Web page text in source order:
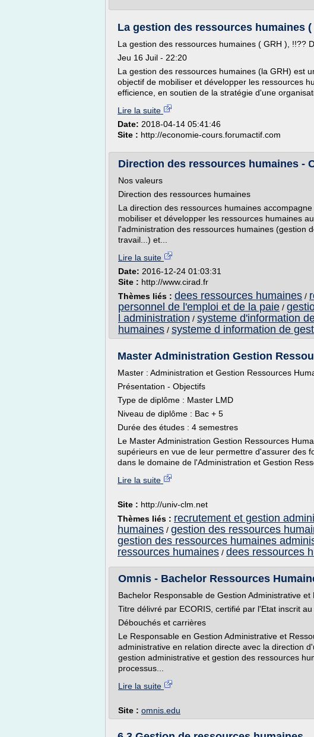
La gestion des ressources humaines
La gestion des ressources humaines ( GRH ), !!??
Jeu 16 Juil - 22:20
La gestion des ressources humaines (la GRH) est
objectif de mobiliser et développer les ressources
efficience, en soutien de la stratégie d'une
Lire la suite
Date: 2018-04-14 05:41:46
Site : http://economie-cours.forumactif.com
Direction des ressources humaines -
Nos valeurs
Direction des ressources humaines
La direction des ressources humaines
mobiliser et développer les ressources humaines
l'administration des ressources humaines (gestion
travail...) et...
Lire la suite
Date: 2016-12-24 01:03:31
Site : http://www.cirad.fr
Thèmes liés : dees ressources humaines /
personnel de l'emploi et de la paie /
l administration / systeme d'information
humaines / systeme d information de
Master Administration Gestion
Master : Administration et Gestion Ressources
Présentation - Objectifs
Type de diplôme : Master LMD
Niveau de diplôme : Bac + 5
Durée des études : 4 semestres
Le Master Administration Gestion Ressources
supérieurs en vue de leur permettre d'assurer des
dans le domaine de l'Administration et Gestion
Lire la suite
Site : http://univ-clm.net
Thèmes liés : recrutement et gestion
humaines / gestion des ressources
gestion des ressources humaines
ressources humaines / dees ressources
Omnis - Bachelor Ressources
Bachelor Responsable de Gestion Administrative
Titre délivré par ECORIS, certifié par l'Etat inscrit
Débouchés et carrières
Le Responsable en Gestion Administrative et
administrative en relation directe avec la direction
gestion administrative et gestion des ressources
processus...
Lire la suite
Site : omnis.edu